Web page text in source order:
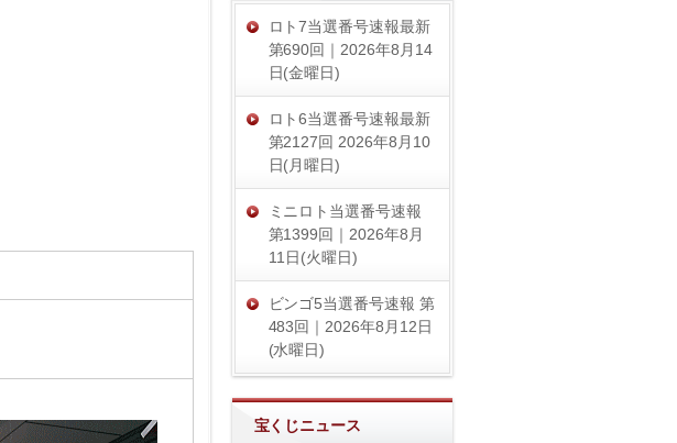
ロト7当選番号速報最新
第690回｜2026年8月14
日(金曜日)
ロト6当選番号速報最新
第2127回 2026年8月10
日(月曜日)
ミニロト当選番号速報
第1399回｜2026年8月
11日(火曜日)
ビンゴ5当選番号速報 第
483回｜2026年8月12日
(水曜日)
宝くじニュース